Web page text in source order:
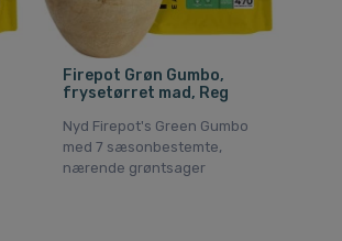
Firepot Grøn Gumbo,
frysetørret mad, Reg
Nyd Firepot's Green Gumbo
med 7 sæsonbestemte,
nærende grøntsager